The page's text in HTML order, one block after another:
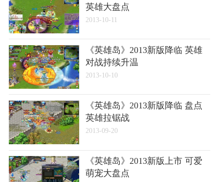
英雄大盘点
2013-10-11
《英雄岛》2013新版降临 英雄
对战持续升温
2013-10-10
《英雄岛》2013新版降临 盘点
英雄拉锯战
2013-09-20
《英雄岛》2013新版上市 可爱
萌宠大盘点